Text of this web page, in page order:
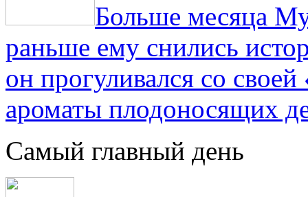
Больше месяца
раньше ему снились
он прогуливался со
ароматы плодоносящих
Самый главный день